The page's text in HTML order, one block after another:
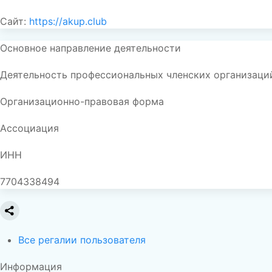
Сайт: https://akup.club
Основное направление деятельности
Деятельность профессиональных членских
Организационно-правовая форма
Ассоциация
ИНН
7704338494
Все регалии пользователя
Информация